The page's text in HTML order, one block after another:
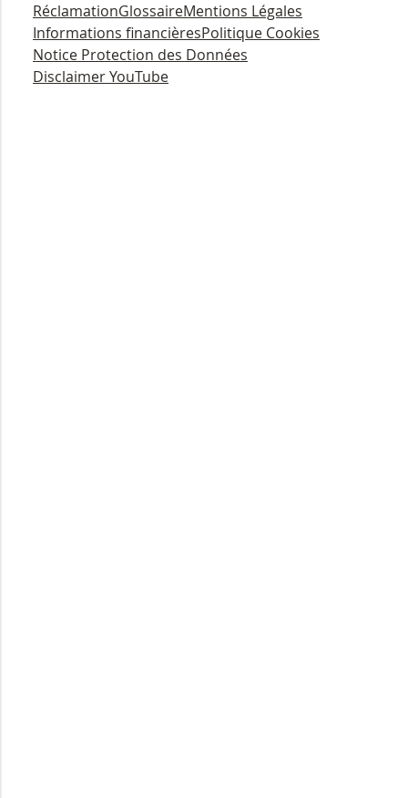
RéclamationGlossaireMentions Légales
Informations financièresPolitique Cookies
Notice Protection des Données
Disclaimer YouTube